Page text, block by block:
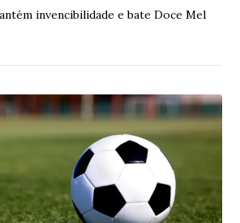
invencibilidade e bate Doce Mel